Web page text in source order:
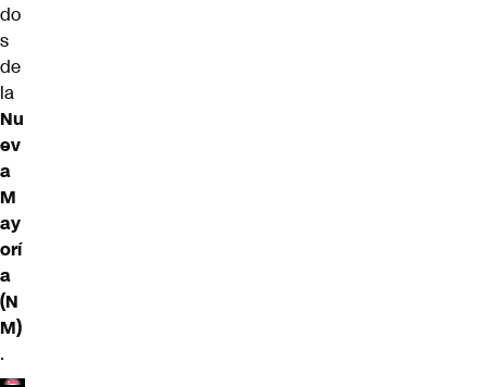
do
s
de
la
Nu
ev
a
M
ay
orí
a
(N
M)
.